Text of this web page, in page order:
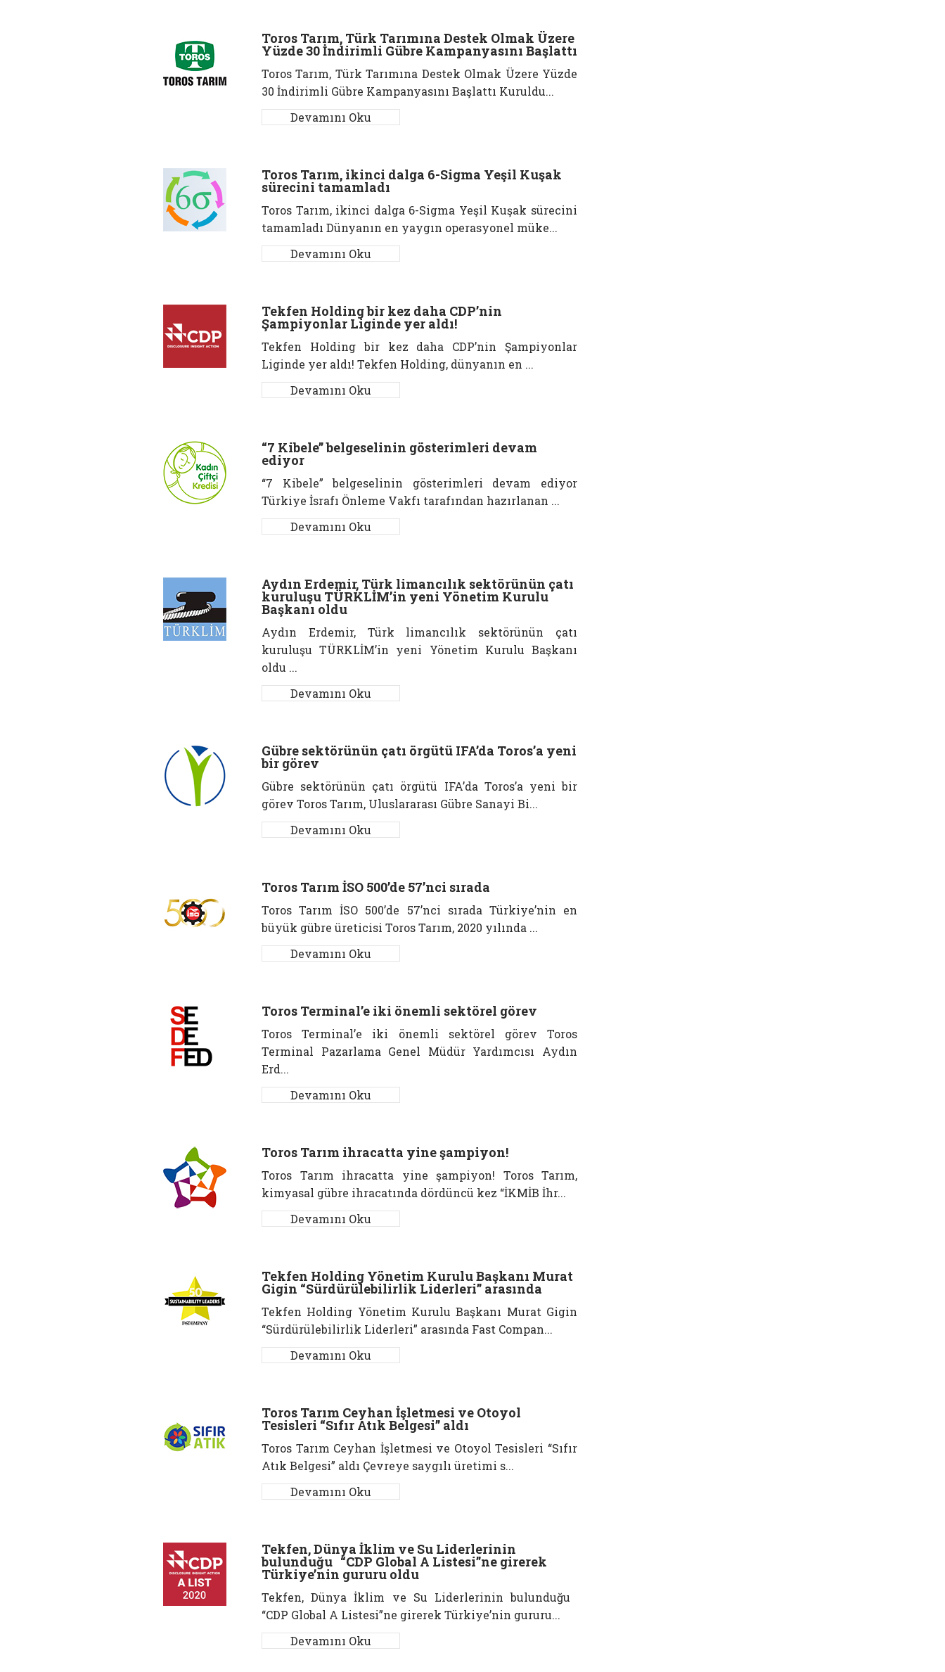
Toros Tarım, Türk Tarımına Destek Olmak Üzere
Yüzde 30 İndirimli Gübre Kampanyasını Başlattı
Toros Tarım, Türk Tarımına Destek Olmak Üzere Yüzde
30 İndirimli Gübre Kampanyasını Başlattı Kuruldu...
Devamını Oku
Toros Tarım, ikinci dalga 6-Sigma Yeşil Kuşak
sürecini tamamladı
Toros Tarım, ikinci dalga 6-Sigma Yeşil Kuşak sürecini
tamamladı Dünyanın en yaygın operasyonel müke...
Devamını Oku
Tekfen Holding bir kez daha CDP’nin
Şampiyonlar Liginde yer aldı!
Tekfen Holding bir kez daha CDP’nin Şampiyonlar
Liginde yer aldı! Tekfen Holding, dünyanın en ...
Devamını Oku
“7 Kibele” belgeselinin gösterimleri devam
ediyor
“7 Kibele” belgeselinin gösterimleri devam ediyor
Türkiye İsrafı Önleme Vakfı tarafından hazırlanan ...
Devamını Oku
Aydın Erdemir, Türk limancılık sektörünün çatı
kuruluşu TÜRKLİM’in yeni Yönetim Kurulu
Başkanı oldu
Aydın Erdemir, Türk limancılık sektörünün çatı
kuruluşu TÜRKLİM’in yeni Yönetim Kurulu Başkanı
oldu ...
Devamını Oku
Gübre sektörünün çatı örgütü IFA’da Toros’a yeni
bir görev
Gübre sektörünün çatı örgütü IFA’da Toros’a yeni bir
görev Toros Tarım, Uluslararası Gübre Sanayi Bi...
Devamını Oku
Toros Tarım İSO 500’de 57’nci sırada
Toros Tarım İSO 500’de 57’nci sırada Türkiye’nin en
büyük gübre üreticisi Toros Tarım, 2020 yılında ...
Devamını Oku
Toros Terminal’e iki önemli sektörel görev
Toros Terminal’e iki önemli sektörel görev Toros
Terminal Pazarlama Genel Müdür Yardımcısı Aydın
Erd...
Devamını Oku
Toros Tarım ihracatta yine şampiyon!
Toros Tarım ihracatta yine şampiyon! Toros Tarım,
kimyasal gübre ihracatında dördüncü kez “İKMİB İhr...
Devamını Oku
Tekfen Holding Yönetim Kurulu Başkanı Murat
Gigin “Sürdürülebilirlik Liderleri” arasında
Tekfen Holding Yönetim Kurulu Başkanı Murat Gigin
“Sürdürülebilirlik Liderleri” arasında Fast Compan...
Devamını Oku
Toros Tarım Ceyhan İşletmesi ve Otoyol
Tesisleri “Sıfır Atık Belgesi” aldı
Toros Tarım Ceyhan İşletmesi ve Otoyol Tesisleri “Sıfır
Atık Belgesi” aldı Çevreye saygılı üretimi s...
Devamını Oku
Tekfen, Dünya İklim ve Su Liderlerinin
bulunduğu “CDP Global A Listesi”ne girerek
Türkiye’nin gururu oldu
Tekfen, Dünya İklim ve Su Liderlerinin bulunduğu
“CDP Global A Listesi”ne girerek Türkiye’nin gururu...
Devamını Oku